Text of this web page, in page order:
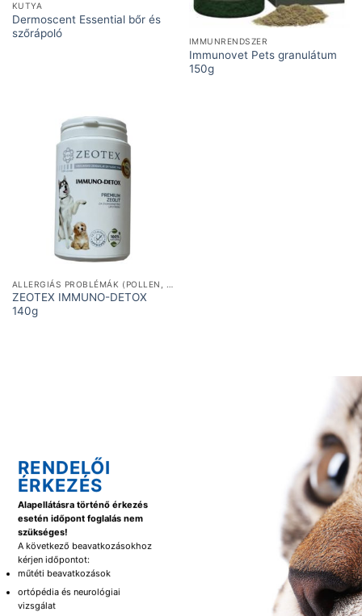
KUTYA
Dermoscent Essential bőr és
szőrápoló
IMMUNRENDSZER
Immunovet Pets granulátum
150g
ZEOTEX IMMUNO-DETOX
140g
RENDELŐI
ÉRKEZÉS
Alapellátásra történő érkezés
esetén időpont foglalás nem
szükséges!
A következő beavatkozásokhoz
kérjen időpontot:
műtéti beavatkozások
ortópédia és neurológiai
vizsgálat